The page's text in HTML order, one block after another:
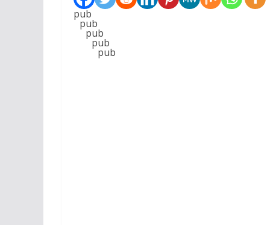
pub
pub
pub
pub
pub